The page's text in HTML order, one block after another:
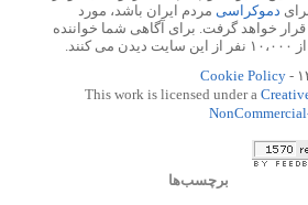
دموکراسی مردم ایران باشد، مورد
قرار خواهد گرفت. برای آگاهی شما خواننده
Cookie Policy
This work is licensed under a
برچسب‌ها